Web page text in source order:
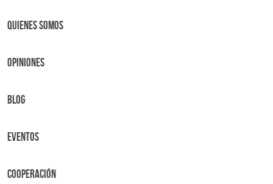
Quienes Somos
OPINIONES
BLOG
Eventos
Cooperación